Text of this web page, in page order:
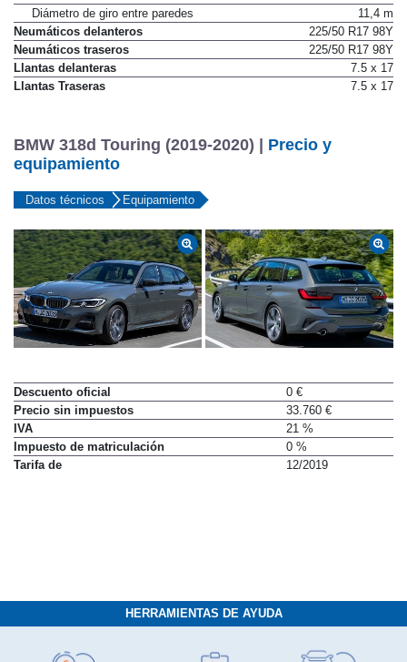
Dirección a las cuatro ruedas
No
Diámetro de giro entre paredes
11,4 m
Neumáticos delanteros
225/50 R17 98Y
Neumáticos traseros
225/50 R17 98Y
Llantas delanteras
7.5 x 17
BMW 318d Touring (2019-2020) |
Precio y
equipamiento
Descuento oficial
0 €
Precio sin impuestos
33.760 €
IVA
21 %
Impuesto de matriculación
0 %
HERRAMIENTAS DE AYUDA